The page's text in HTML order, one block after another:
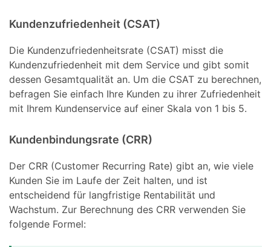
Kundenzufriedenheit (CSAT)
Die Kundenzufriedenheitsrate (CSAT) misst die
Kundenzufriedenheit mit dem Service und gibt somit
dessen Gesamtqualität an. Um die CSAT zu berechnen,
befragen Sie einfach Ihre Kunden zu ihrer Zufriedenheit
mit Ihrem Kundenservice auf einer Skala von 1 bis 5.
Kundenbindungsrate (CRR)
Der CRR (Customer Recurring Rate) gibt an, wie viele
Kunden Sie im Laufe der Zeit halten, und ist
entscheidend für langfristige Rentabilität und
Wachstum. Zur Berechnung des CRR verwenden Sie
folgende Formel: